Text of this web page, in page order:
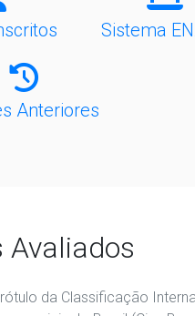
Sistema
Anteriores
Avaliados
da Classificação